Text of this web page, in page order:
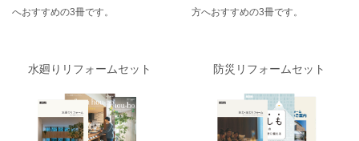
へおすすめの3冊です。
方へおすすめの3冊です。
水廻りリフォームセット 防災リフォームセット